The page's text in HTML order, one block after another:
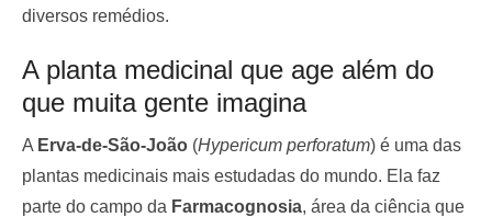
diversos remédios.
A planta medicinal que age além do
que muita gente imagina
A Erva-de-São-João (Hypericum perforatum) é uma das
plantas medicinais mais estudadas do mundo. Ela faz
parte do campo da Farmacognosia, área da ciência que